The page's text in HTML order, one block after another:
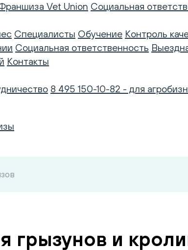
Vet Union Социальная
Специалисты Обучение Контроль
Социальная ответственность
Контакты
8 495 150-10-82 - для
грызунов и